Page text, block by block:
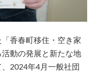
香春町移住・空き家
動の発展と新たな地
2024年4月一般社団